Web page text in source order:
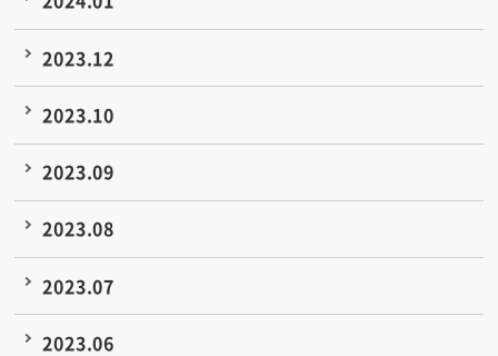
2023.12
2023.10
2023.09
2023.08
2023.07
2023.06